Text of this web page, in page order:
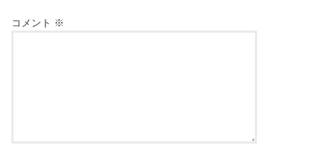
コメント ※